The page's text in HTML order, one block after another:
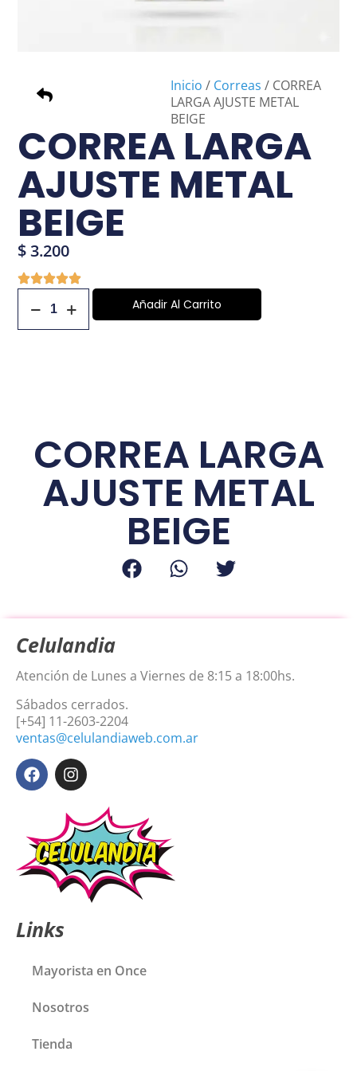
Inicio / Correas / CORREA
LARGA AJUSTE METAL
BEIGE
CORREA LARGA
AJUSTE METAL
BEIGE
$3.200
Añadir Al Carrito
CORREA LARGA
AJUSTE METAL
BEIGE
Celulandia
Atención de Lunes a Viernes de 8:15 a 18:00hs.
Sábados cerrados.
[+54] 11-2603-2204
ventas@celulandiaweb.com.ar
Links
Mayorista en Once
Nosotros
Tienda